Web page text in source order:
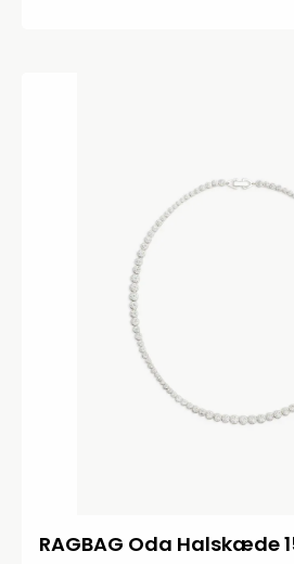
RAGBAG Oda Halskæde